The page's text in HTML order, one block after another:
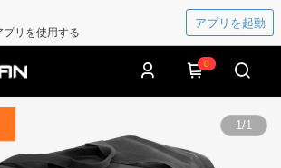
プリを使用する
アプリを起動
0
1/1